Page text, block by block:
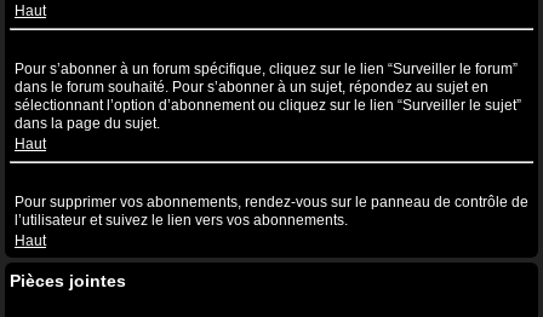
Haut
Pour s’abonner à un forum spécifique, cliquez sur le lien “Surveiller le forum”
dans le forum souhaité. Pour s’abonner à un sujet, répondez au sujet en
sélectionnant l’option d’abonnement ou cliquez sur le lien “Surveiller le sujet”
dans la page du sujet.
Haut
Pour supprimer vos abonnements, rendez-vous sur le panneau de contrôle de
l’utilisateur et suivez le lien vers vos abonnements.
Haut
Pièces jointes